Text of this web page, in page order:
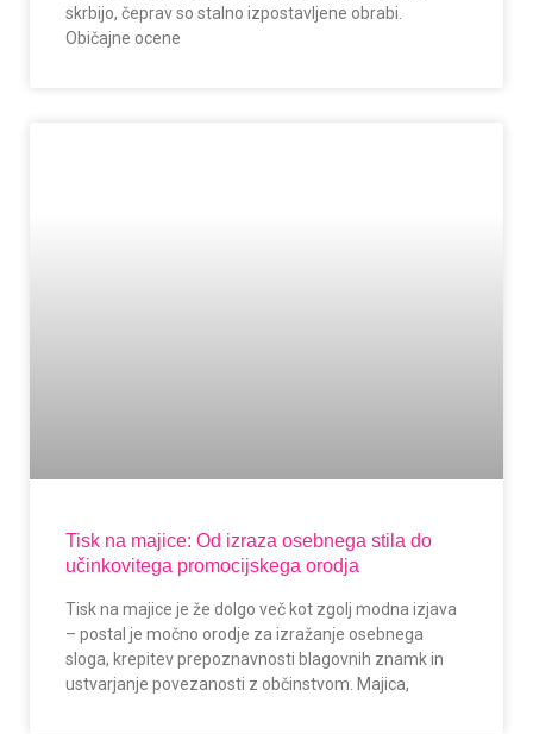
skrbijo, čeprav so stalno izpostavljene obrabi.
Običajne ocene
Tisk na majice: Od izraza osebnega stila do
učinkovitega promocijskega orodja
Tisk na majice je že dolgo več kot zgolj modna izjava
– postal je močno orodje za izražanje osebnega
sloga, krepitev prepoznavnosti blagovnih znamk in
ustvarjanje povezanosti z občinstvom. Majica,